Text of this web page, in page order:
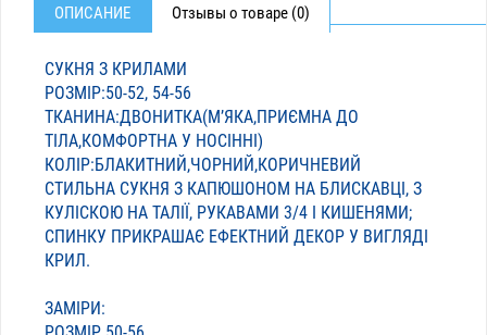
ОПИСАНИЕ Отзывы о товаре (0)
СУКНЯ З КРИЛАМИ
РОЗМІР:50-52, 54-56
ТКАНИНА:ДВОНИТКА(МʼЯКА,ПРИЄМНА ДО
ТІЛА,КОМФОРТНА У НОСІННІ)
КОЛІР:БЛАКИТНИЙ,ЧОРНИЙ,КОРИЧНЕВИЙ
СТИЛЬНА СУКНЯ З КАПЮШОНОМ НА БЛИСКАВЦІ, З
КУЛІСКОЮ НА ТАЛІЇ, РУКАВАМИ 3/4 І КИШЕНЯМИ;
СПИНКУ ПРИКРАШАЄ ЕФЕКТНИЙ ДЕКОР У ВИГЛЯДІ
КРИЛ.
ЗАМІРИ: